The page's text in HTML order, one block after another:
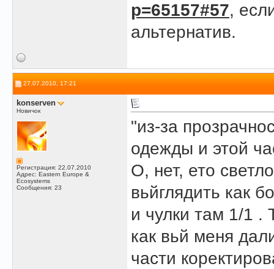
p=65157#57,
альтернатив.
27.07.2010, 17:21
konserven
Новичок
Регистрация: 22.07.2010
Адрес: Eastern Europe &
Ecosystems
Сообщения: 23
"из-за
одежды и этой
О, нет, ето
вьйглядить как
и чулки там 1/1 .
как вьй меня
части